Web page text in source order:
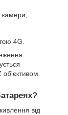
камери;
4G.
об'єктивом.
від